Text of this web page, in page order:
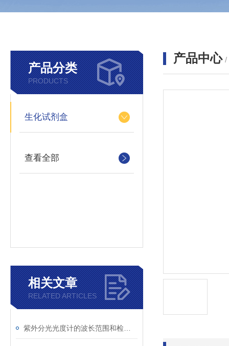
产品分类
PRODUCTS
生化试剂盒
查看全部
相关文章
RELATED ARTICLES
产品中心 /